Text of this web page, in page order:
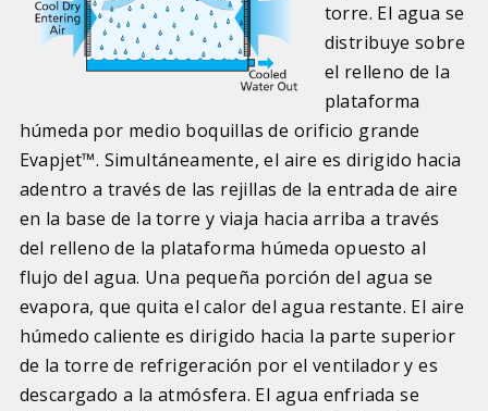
torre. El agua se
distribuye sobre
el relleno de la
plataforma
húmeda por medio boquillas de orificio grande
Evapjet™. Simultáneamente, el aire es dirigido hacia
adentro a través de las rejillas de la entrada de aire
en la base de la torre y viaja hacia arriba a través
del relleno de la plataforma húmeda opuesto al
flujo del agua. Una pequeña porción del agua se
evapora, que quita el calor del agua restante. El aire
húmedo caliente es dirigido hacia la parte superior
de la torre de refrigeración por el ventilador y es
descargado a la atmósfera. El agua enfriada se